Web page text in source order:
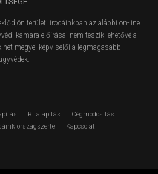
területi irodáinkban az alábbi on-line
kamara előírásai nem teszik lehetővé a
megyei képviselői a legmagasabb
Rt alapítás
Cégmódosítás
országszerte
Kapcsolat